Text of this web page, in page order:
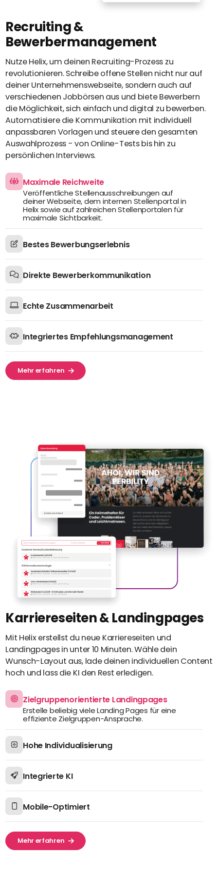
Compliance
Kontakt
Deutsch
Theme-
Wechseln
Recruiting &
Bewerbermanagement
Nutze Helix, um deinen Recruiting-Prozess zu
revolutionieren. Schreibe offene Stellen nicht nur auf
deiner Unternehmenswebseite, sondern auch auf
verschiedenen Jobbörsen aus und biete Bewerbern
die Möglichkeit, sich einfach und digital zu bewerben.
Automatisiere die Kommunikation mit individuell
anpassbaren Vorlagen und steuere den gesamten
Auswahlprozess - von Online-Tests bis hin zu
persönlichen Interviews.
Maximale Reichweite
Veröffentliche Stellenausschreibungen auf
deiner Webseite, dem internen Stellenportal in
Helix sowie auf zahlreichen Stellenportalen für
maximale Sichtbarkeit.
Bestes Bewerbungserlebnis
Direkte Bewerberkommunikation
Echte Zusammenarbeit
Integriertes Empfehlungsmanagement
Mehr erfahren
Karriereseiten & Landingpages
Mit Helix erstellst du neue Karriereseiten und
Landingpages in unter 10 Minuten. Wähle dein
Wunsch-Layout aus, lade deinen individuellen Content
hoch und lass die KI den Rest erledigen.
Zielgruppenorientierte Landingpages
Erstelle beliebig viele Landing Pages für eine
effiziente Zielgruppen-Ansprache.
Hohe Individualisierung
Integrierte KI
Mobile-Optimiert
Mehr erfahren